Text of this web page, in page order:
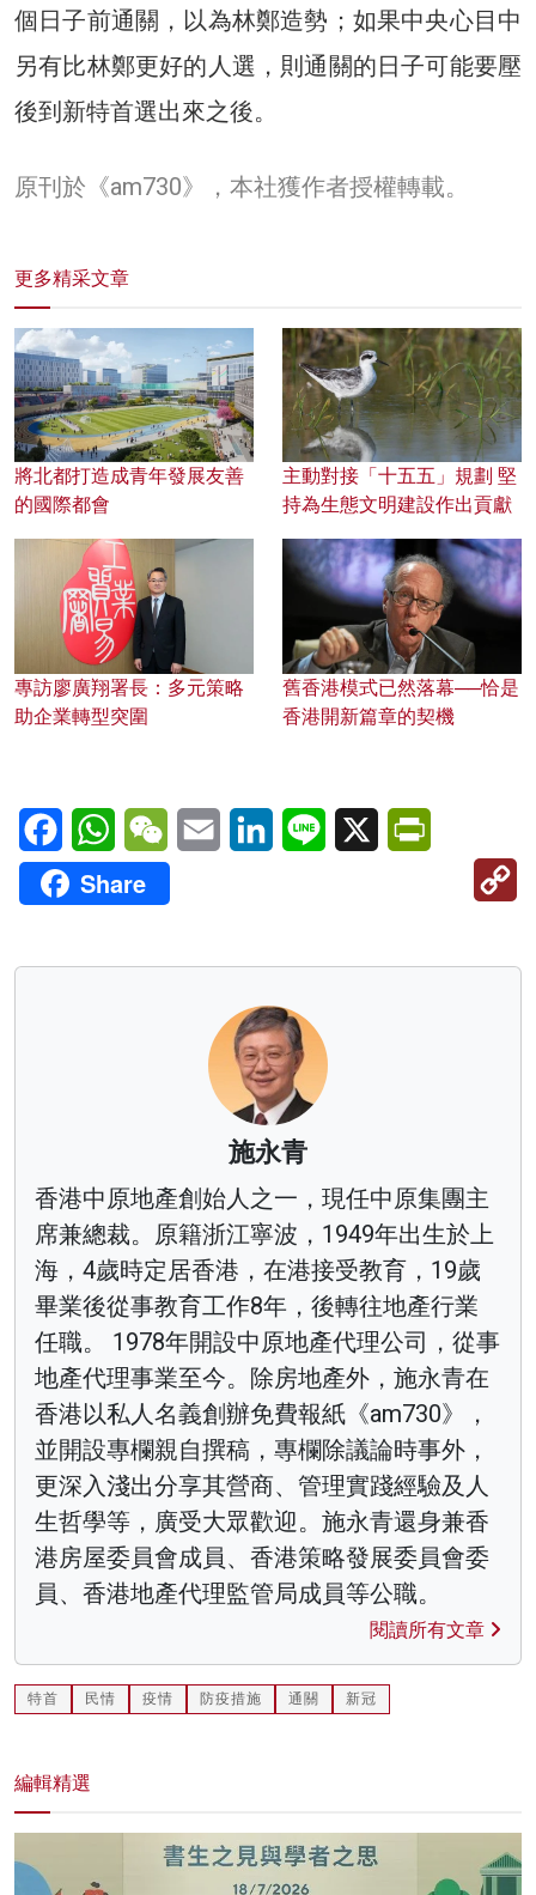
個日子前通關，以為林鄭造勢；如果中央心目中
另有比林鄭更好的人選，則通關的日子可能要壓
後到新特首選出來之後。
原刊於《am730》，本社獲作者授權轉載。
更多精采文章
將北都打造成青年發展友善
的國際都會
主動對接「十五五」規劃 堅
持為生態文明建設作出貢獻
專訪廖廣翔署長：多元策略
助企業轉型突圍
舊香港模式已然落幕──恰是
香港開新篇章的契機
FacebookWhatsAppWeChatEmail LinkedInLine X
Share
施永青
香港中原地產創始人之一，現任中原集團主
席兼總裁。原籍浙江寧波，1949年出生於上
海，4歲時定居香港，在港接受教育，19歲
畢業後從事教育工作8年，後轉往地產行業
任職。 1978年開設中原地產代理公司，從事
地產代理事業至今。除房地產外，施永青在
香港以私人名義創辦免費報紙《am730》，
並開設專欄親自撰稿，專欄除議論時事外，
更深入淺出分享其營商、管理實踐經驗及人
生哲學等，廣受大眾歡迎。施永青還身兼香
港房屋委員會成員、香港策略發展委員會委
員、香港地產代理監管局成員等公職。
閱讀所有文章
特首 民情 疫情 防疫措施 通關 新冠
編輯精選